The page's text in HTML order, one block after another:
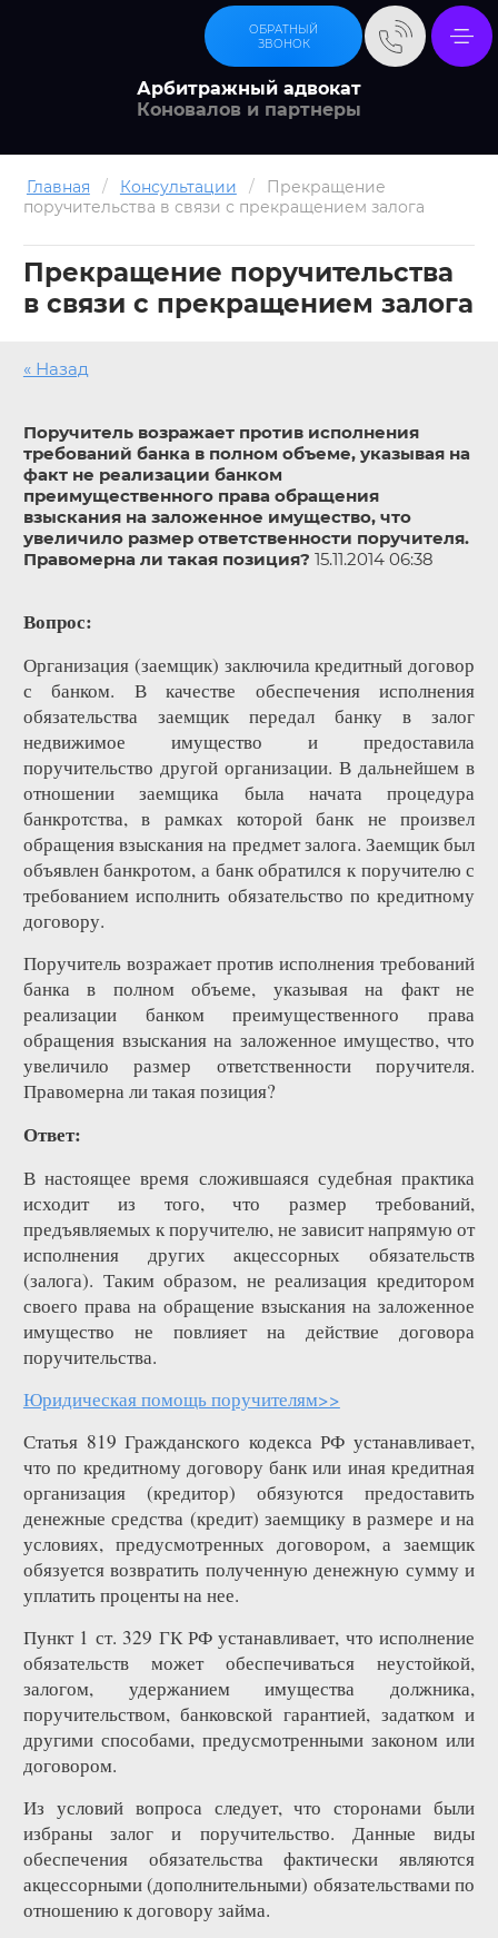
ОБРАТНЫЙ
ЗВОНОК
Арбитражный адвокат
Коновалов и партнеры
Главная / Консультации /
Прекращение
поручительства в связи с прекращением залога
Прекращение поручительства
в связи с прекращением залога
« Назад
Поручитель возражает против исполнения
требований банка в полном объеме, указывая на
факт не реализации банком
преимущественного права обращения
взыскания на заложенное имущество, что
увеличило размер ответственности поручителя.
Правомерна ли такая позиция? 15.11.2014 06:38
Вопрос:
Организация (заемщик) заключила кредитный договор
с банком. В качестве обеспечения исполнения
обязательства заемщик передал банку в залог
недвижимое имущество и предоставила
поручительство другой организации. В дальнейшем в
отношении заемщика была начата процедура
банкротства, в рамках которой банк не произвел
обращения взыскания на предмет залога. Заемщик был
объявлен банкротом, а банк обратился к поручителю с
требованием исполнить обязательство по кредитному
договору.
Поручитель возражает против исполнения требований
банка в полном объеме, указывая на факт не
реализации банком преимущественного права
обращения взыскания на заложенное имущество, что
увеличило размер ответственности поручителя.
Правомерна ли такая позиция?
Ответ:
В настоящее время сложившаяся судебная практика
исходит из того, что размер требований,
предъявляемых к поручителю, не зависит напрямую от
исполнения других акцессорных обязательств
(залога). Таким образом, не реализация кредитором
своего права на обращение взыскания на заложенное
имущество не повлияет на действие договора
поручительства.
Юридическая помощь поручителям>>
Статья 819 Гражданского кодекса РФ устанавливает,
что по кредитному договору банк или иная кредитная
организация (кредитор) обязуются предоставить
денежные средства (кредит) заемщику в размере и на
условиях, предусмотренных договором, а заемщик
обязуется возвратить полученную денежную сумму и
уплатить проценты на нее.
Пункт 1 ст. 329 ГК РФ устанавливает, что исполнение
обязательств может обеспечиваться неустойкой,
залогом, удержанием имущества должника,
поручительством, банковской гарантией, задатком и
другими способами, предусмотренными законом или
договором.
Из условий вопроса следует, что сторонами были
избраны залог и поручительство. Данные виды
обеспечения обязательства фактически являются
акцессорными (дополнительными) обязательствами по
отношению к договору займа.